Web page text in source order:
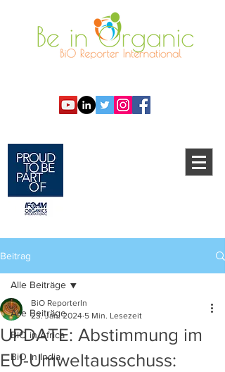
Beitrag
Alle Beiträge
BiO in Africa
BiO in India
Alle Beiträge
UPDATE: Abstimmung im
EU-Umweltausschuss:
BiO ReporterIn
23. Jan. 2024 5 Min. Lesezeit